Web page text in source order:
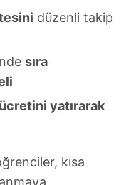
Kanunu uyarınca
ve sitemizde
çerezlerle ilgili bilgi
düzenli takip
sıra
yatırarak
kısa